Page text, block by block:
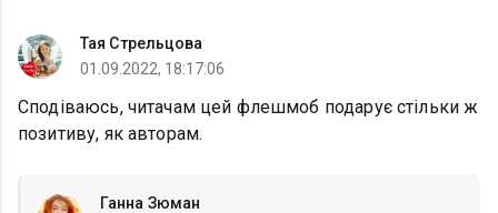
Тая Стрельцова
01.09.2022, 18:17:06
Сподіваюсь, читачам цей флешмоб подарує стільки ж
позитиву, як авторам.
Ганна Зюман